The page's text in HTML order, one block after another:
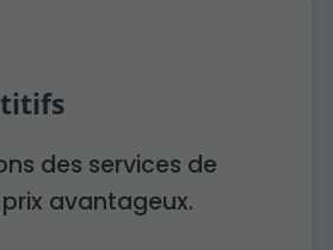
des services de
avantageux.